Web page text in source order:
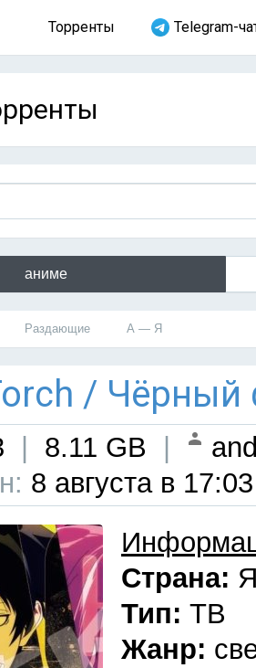
Торренты Telegram-
аниме
Раздающие А — Я
/
8.11 GB
8 августа в 17:03
Страна:
Тип: ТВ
Жанр: